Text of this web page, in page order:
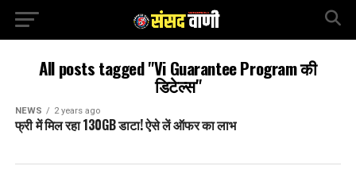
All posts tagged "Vi Guarantee Program की
डिटेल्स"
NEWS 2 years ago
फ्री में मिल रहा 130GB डाटा! ऐसे लें ऑफर का लाभ